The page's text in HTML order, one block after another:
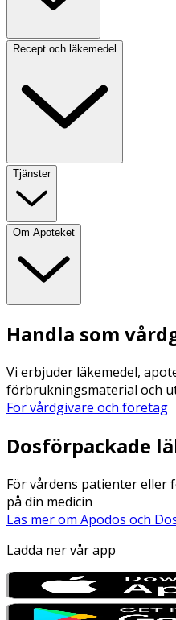
Recept och läkemedel
Tjänster
Om Apoteket
Handla som
Vi erbjuder läkemedel,
förbrukningsmaterial och
För vårdgivare och företag
Dosförpackade
För vårdens patienter eller
på din medicin
Läs mer om Apodos och
Ladda ner vår app